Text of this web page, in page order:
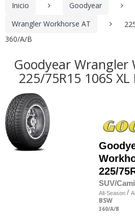
Inicio
Goodyear
Wrangler Workhorse AT
360/A/B
Goodyear Wrangler
225/75R15 106S
225/
SUV/
All-Season /
BSW
360/A/B